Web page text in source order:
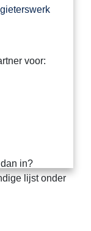
voor:
in?
lijst onder